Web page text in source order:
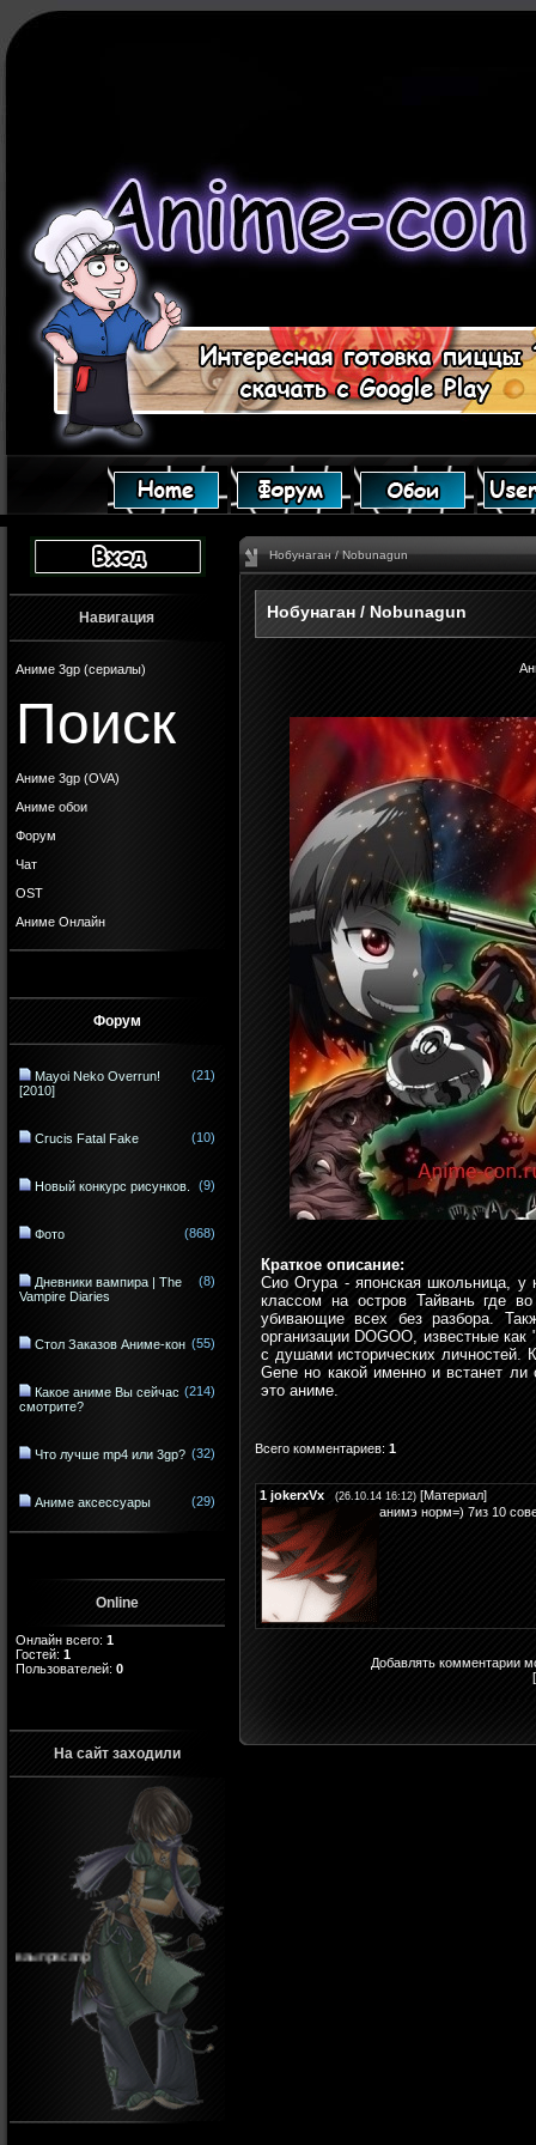
Навигация
Аниме 3gp (сериалы)
Поиск
Аниме 3gp (OVA)
Аниме обои
Форум
Чат
OST
Аниме Онлайн
Форум
Mayoi Neko Overrun!
[2010]
(21)
Crucis Fatal Fake (10)
Новый конкурс рисунков. (9)
Фото (868)
Дневники вампира | The
Vampire Diaries
(8)
Стол Заказов Аниме-кон (55)
Какое аниме Вы сейчас
смотрите?
(214)
Что лучше mp4 или 3gp? (32)
Аниме аксессуары (29)
Online
Онлайн всего: 1
Гостей: 1
Пользователей: 0
На сайт заходили
ваыпрвсапр
Нобунаган / Nobunagun
Нобунаган / Nobunagun
Краткое описание:
Сио Огура - японская школьница, у
классом на остров Тайвань где
убивающие всех без разбора.
организации DOGOO, известные
с душами исторических личностей.
Gene но какой именно и встанет
это аниме.
Всего комментариев: 1
1 jokerxVx (26.10.14 16:12) [Материал]
анимэ норм=) 7из 10
Добавлять комментарии